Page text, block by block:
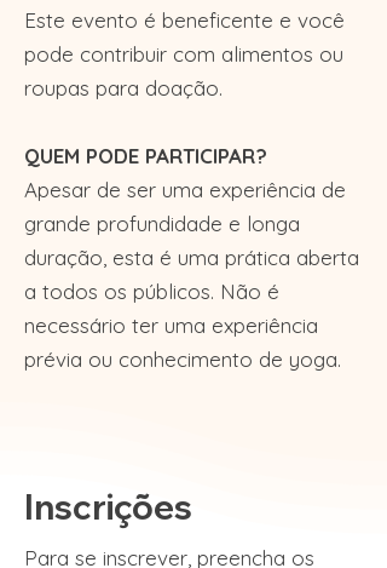
Este evento é beneficente e você
pode contribuir com alimentos ou
roupas para doação.
QUEM PODE PARTICIPAR?
Apesar de ser uma experiência de
grande profundidade e longa
duração, esta é uma prática aberta
a todos os públicos. Não é
necessário ter uma experiência
prévia ou conhecimento de yoga.
Inscrições
Para se inscrever, preencha os